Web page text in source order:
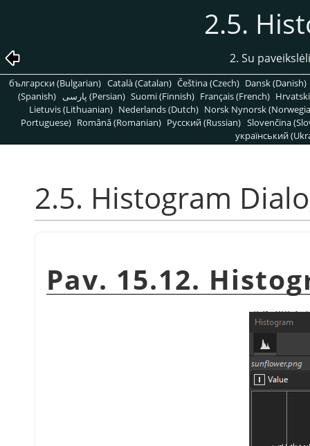
2.5.
2. Su
български (Bulgarian) Català (Catalan) Čeština (Czech) Dansk (Danish)
(Spanish)
پارسی (Persian) Suomi (Finnish) Français (French)
Lietuvis (Lithuanian) Nederlands (Dutch) Norsk Nynorsk
Portuguese) Română (Romanian) Pусский (Russian) Slovenčina
український
2.5. Histogram
Pav. 15.12.